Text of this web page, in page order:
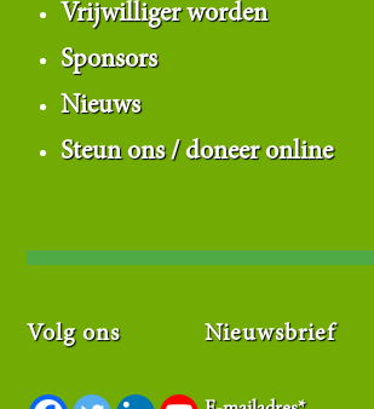
Vrijwilliger worden
Sponsors
Nieuws
Steun ons / doneer online
Volg ons Nieuwsbrief